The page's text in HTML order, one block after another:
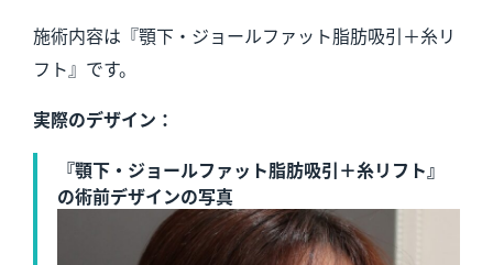
施術内容は『顎下・ジョールファット脂肪吸引＋糸リ
フト』です。
実際のデザイン：
『顎下・ジョールファット脂肪吸引＋糸リフト』
の術前デザインの写真